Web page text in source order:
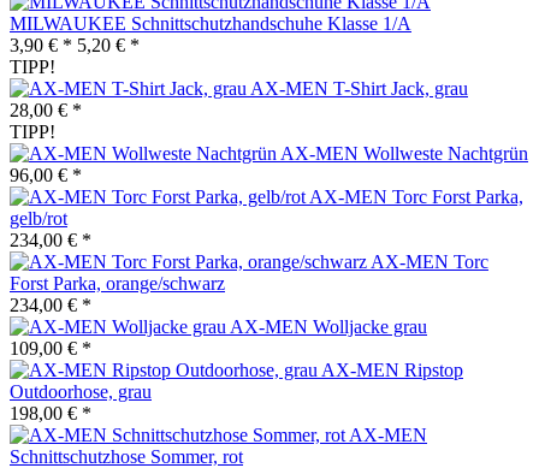
MILWAUKEE Schnittschutzhandschuhe Klasse 1/A
3,90 € * 5,20 € *
TIPP!
AX-MEN T-Shirt Jack, grau
28,00 € *
TIPP!
AX-MEN Wollweste Nachtgrün
96,00 € *
AX-MEN Torc Forst Parka,
gelb/rot
234,00 € *
AX-MEN Torc
Forst Parka, orange/schwarz
234,00 € *
AX-MEN Wolljacke grau
109,00 € *
AX-MEN Ripstop
Outdoorhose, grau
198,00 € *
AX-MEN
Schnittschutzhose Sommer, rot